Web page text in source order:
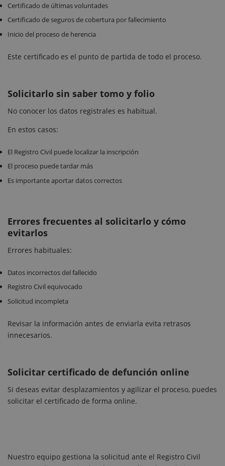
Certificado de últimas voluntades
Certificado de seguros de cobertura por fallecimiento
Inicio del proceso de herencia
Este certificado es el punto de partida de todo el proceso.
Solicitarlo sin saber tomo y folio
No conocer los datos registrales es habitual.
En estos casos:
El Registro Civil puede localizar la inscripción
El proceso puede tardar más
Es importante aportar datos correctos
Errores frecuentes al solicitarlo y cómo
evitarlos
Errores habituales:
Datos incorrectos del fallecido
Registro Civil equivocado
Solicitud incompleta
Revisar la información antes de enviarla evita retrasos
innecesarios.
Solicitar certificado de defunción online
Si deseas evitar desplazamientos y agilizar el proceso, puedes
solicitar el certificado de forma online.
Nuestro equipo gestiona la solicitud ante el Registro Civil